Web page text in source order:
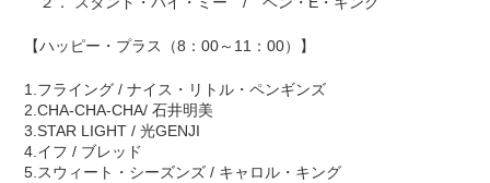
【ハッピー・プラス（8：00～11：00）】
1.フライング / ナイス・リトル・ペンギンズ
2.CHA-CHA-CHA/ 石井明美
3.STAR LIGHT / 光GENJI
4.イフ / ブレッド
5.スウィート・シーズンズ / キャロル・キング